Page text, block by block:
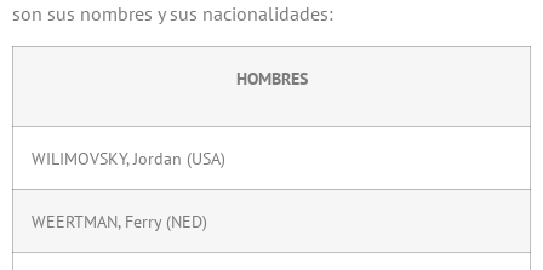
son sus nombres y sus nacionalidades:
HOMBRES
WILIMOVSKY, Jordan (USA)
WEERTMAN, Ferry (NED)